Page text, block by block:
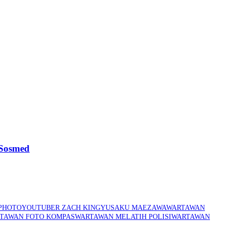
YOUTUBER ZACH KINGYUSAKU MAEZAWAWARTAWAN
FOTO KOMPASWARTAWAN MELATIH POLISIWARTAWAN